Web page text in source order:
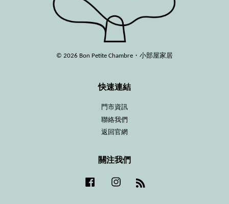
© 2026 Bon Petite Chambre・小部屋家居
快速連結
門市資訊
聯絡我們
返回官網
關注我們
Facebook Instagram